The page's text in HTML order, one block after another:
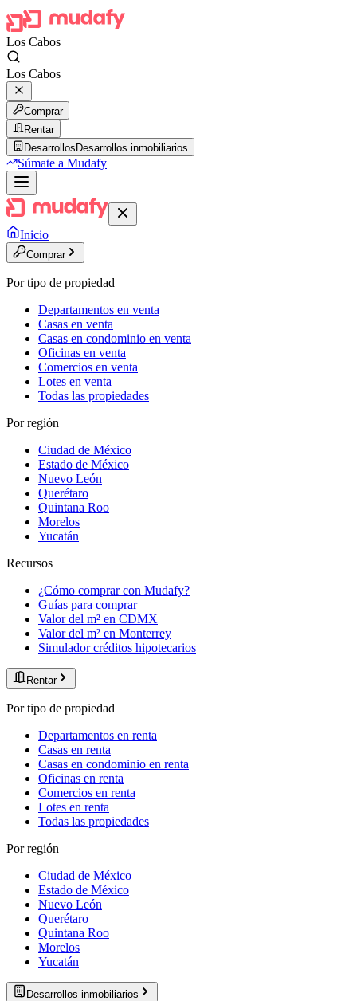
Los Cabos
Los Cabos
Comprar
Rentar
Desarrollos Desarrollos inmobiliarios
Súmate a Mudafy
Inicio
Comprar
Por tipo de propiedad
Departamentos en venta
Casas en venta
Casas en condominio en venta
Oficinas en venta
Comercios en venta
Lotes en venta
Todas las propiedades
Por región
Ciudad de México
Estado de México
Nuevo León
Querétaro
Quintana Roo
Morelos
Yucatán
Recursos
¿Cómo comprar con Mudafy?
Guías para comprar
Valor del m² en CDMX
Valor del m² en Monterrey
Simulador créditos hipotecarios
Rentar
Por tipo de propiedad
Departamentos en renta
Casas en renta
Casas en condominio en renta
Oficinas en renta
Comercios en renta
Lotes en renta
Todas las propiedades
Por región
Ciudad de México
Estado de México
Nuevo León
Querétaro
Quintana Roo
Morelos
Yucatán
Desarrollos inmobiliarios